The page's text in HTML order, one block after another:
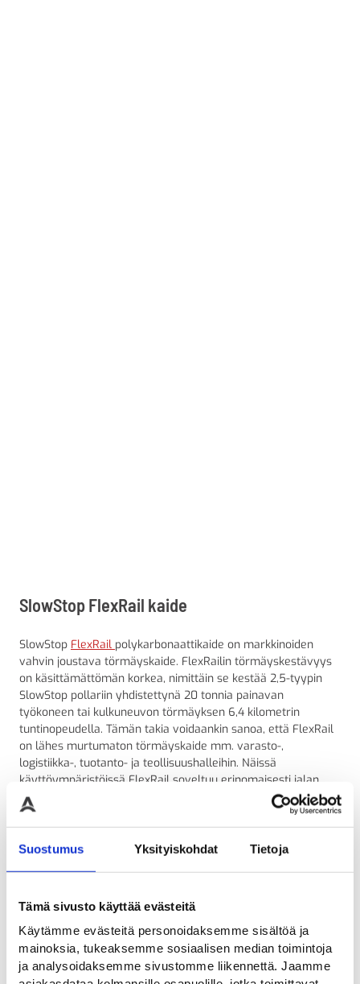
Suostumus Yksityiskohdat Tietoja
Tämä sivusto käyttää evästeitä
Käytämme evästeitä personoidaksemme sisältöä ja
mainoksia, tukeaksemme sosiaalisen median toimintoja
ja analysoidaksemme sivustomme liikennettä. Jaamme
SlowStop FlexRail kaide
SlowStop FlexRail polykarbonaattikaide on markkinoiden
vahvin joustava törmäyskaide. FlexRailin törmäyskestävyys
on käsittämättömän korkea, nimittäin se kestää 2,5-tyypin
SlowStop pollariin yhdistettynä 20 tonnia painavan
työkoneen tai kulkuneuvon törmäyksen 6,4 kilometrin
tuntinopeudella. Tämän takia voidaankin sanoa, että FlexRail
on lähes murtumaton törmäyskaide mm. varasto-,
logistiikka-, tuotanto- ja teollisuushalleihin. Näissä
käyttöympäristöissä FlexRail soveltuu erinomaisesti jalan
liikkuvien työntekijöiden sekä asiakkaiden kulkemisen
turvaamiseksi.
FlexRail myydään 2 metrisinä moduulipalikoina, joita voidaan
yhdistää toisiinsa rajaton määrä. FlexRail kaiteen päädyt
viimeistelevät kaiteen törmäysturvallisuuden.
FlexRail kaide